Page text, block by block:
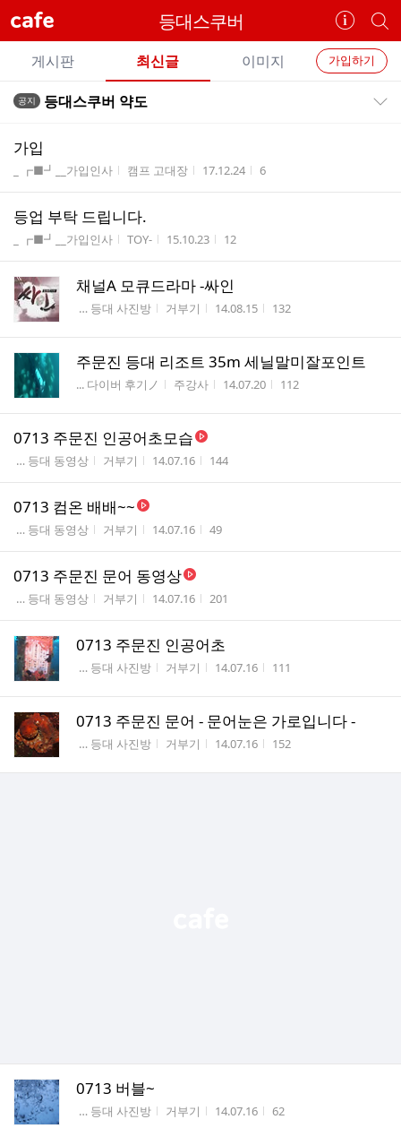
cafe 등대스쿠버
카
페
정
보
개
별
카
페
검
카
페
뉴
가입하기
게시판 최신글 이미지
전
글
트
공지 등대스쿠버 약도
가입
게시판명
_ ┏■┛__가입인사 작성자
캠프 고대장 작성시간
17.12.24 조회수
6
등업 부탁 드립니다.
게시판명
_ ┏■┛__가입인사 작성자
TOY- 작성시간
15.10.23 조회수
12
채널A 모큐드라마 -싸인
게시판명
 … 등대 사진방 작성자
거부기 작성시간
14.08.15 조회수
132
주문진 등대 리조트 35m 세닐말미잘포인트
게시판명
... 다이버 후기ノ 작성자
주강사 작성시간
14.07.20 조회수
112
0713 주문진 인공어초모습
게시판명
 … 등대 동영상 작성자
거부기 작성시간
14.07.16 조회수
144
0713 컴온 배배~~
게시판명
 … 등대 동영상 작성자
거부기 작성시간
14.07.16 조회수
49
0713 주문진 문어 동영상
게시판명
 … 등대 동영상 작성자
거부기 작성시간
14.07.16 조회수
201
0713 주문진 인공어초
게시판명
 … 등대 사진방 작성자
거부기 작성시간
14.07.16 조회수
111
0713 주문진 문어 - 문어눈은 가로입니다 -
게시판명
 … 등대 사진방 작성자
거부기 작성시간
14.07.16 조회수
152
0713 버블~
게시판명
 … 등대 사진방 작성자
거부기 작성시간
14.07.16 조회수
62